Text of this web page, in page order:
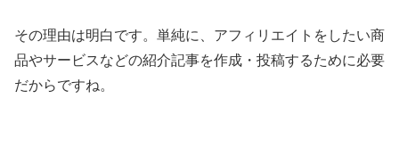
その理由は明白です。単純に、アフィリエイトをしたい商
品やサービスなどの紹介記事を作成・投稿するために必要
だからですね。